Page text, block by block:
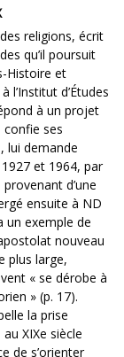
religions, écrit
qu’il poursuit
Histoire et
l’Institut d’Études
à un projet
confie ses
lui demande
1927 et 1964, par
d’une
ensuite à ND
un exemple de
nouveau
plus large,
« se dérobe à
» (p. 17).
la prise
XIXe siècle
de s’orienter